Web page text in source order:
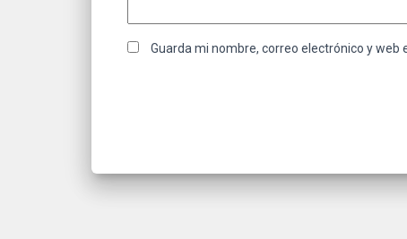
Guarda mi nombre, correo electrónico y web